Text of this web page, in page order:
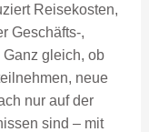
Reisekosten,
Geschäfts-,
gleich, ob
neue
nur auf der
sind – mit